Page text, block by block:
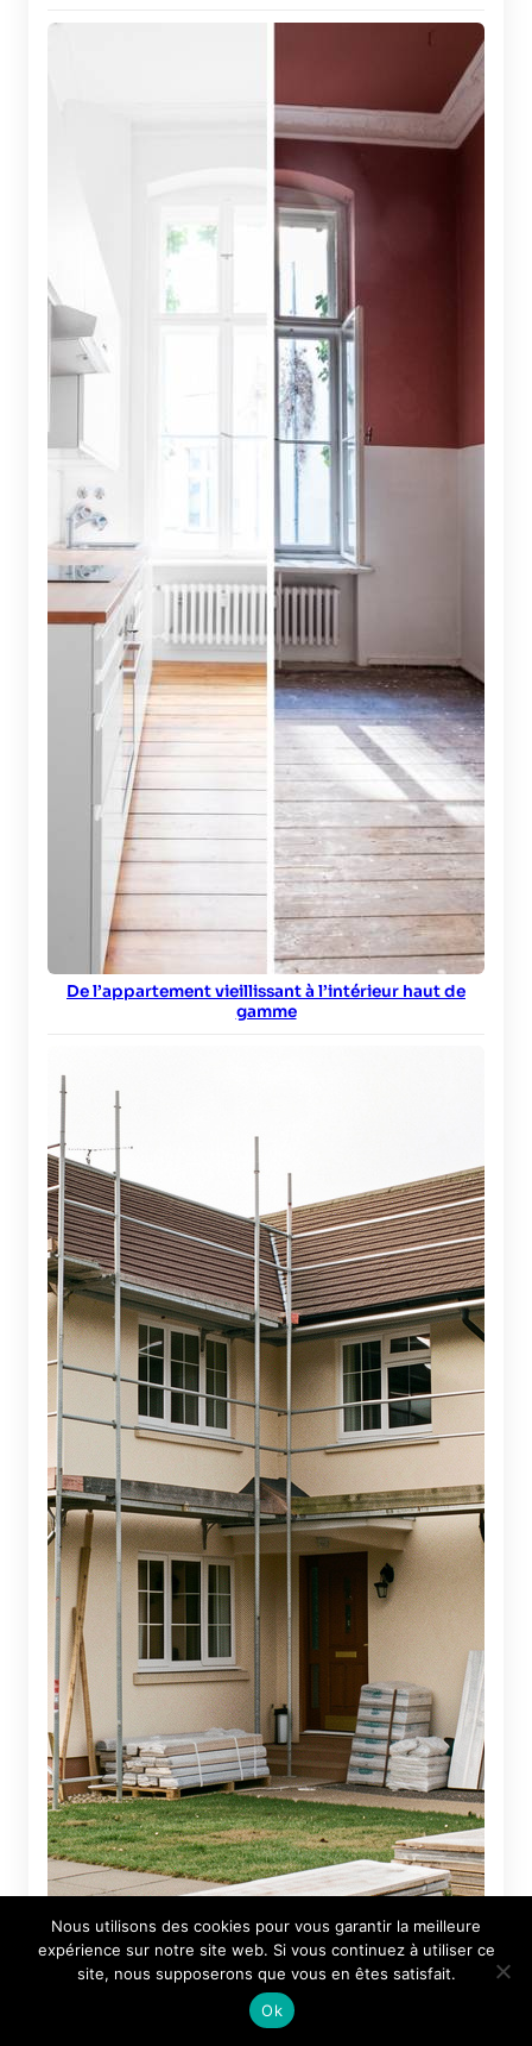
De l’appartement vieillissant à l’intérieur haut de
gamme
Rénovation enveloppe extérieure maison : les
priorités à planifier
Nous utilisons des cookies pour vous garantir la meilleure
expérience sur notre site web. Si vous continuez à utiliser ce
site, nous supposerons que vous en êtes satisfait.
Ok